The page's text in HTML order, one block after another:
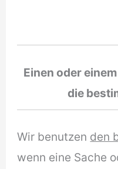
Einen oder
die
Wir benutzen den
wenn eine Sache